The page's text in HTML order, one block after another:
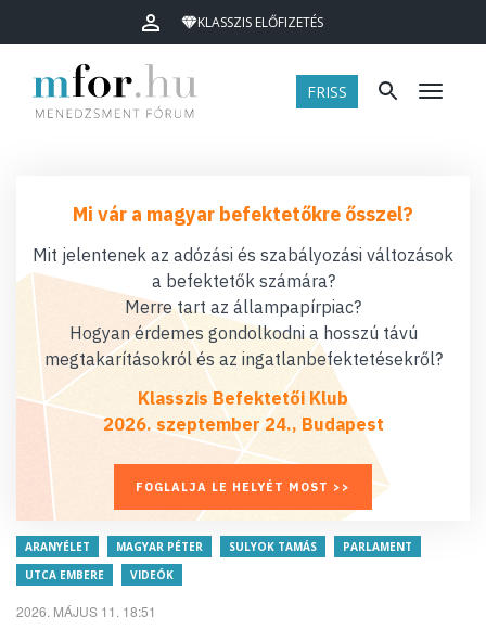
KLASSZIS ELŐFIZETÉS
FRISS Menü
Mi vár a magyar befektetőkre ősszel?
Mit jelentenek az adózási és szabályozási változások
a befektetők számára?
Merre tart az állampapírpiac?
Hogyan érdemes gondolkodni a hosszú távú
megtakarításokról és az ingatlanbefektetésekről?
Klasszis Befektetői Klub
2026. szeptember 24., Budapest
FOGLALJA LE HELYÉT MOST >>
ARANYÉLET MAGYAR PÉTER SULYOK TAMÁS
PARLAMENT
UTCA EMBERE
VIDEÓK
2026. MÁJUS 11. 18:51